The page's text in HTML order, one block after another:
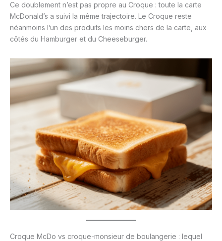
Ce doublement n’est pas propre au Croque : toute la carte
McDonald’s a suivi la même trajectoire. Le Croque reste
néanmoins l’un des produits les moins chers de la carte, aux
côtés du Hamburger et du Cheeseburger.
Croque McDo vs croque-monsieur de boulangerie : lequel